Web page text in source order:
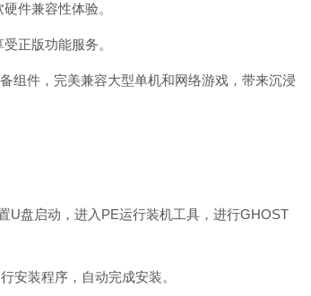
件兼容性体验。
正版功能服务。
件，完美兼容大型单机和网络游戏，带来沉浸
盘启动，进入PE运行装机工具，进行GHOST
装程序，自动完成安装。